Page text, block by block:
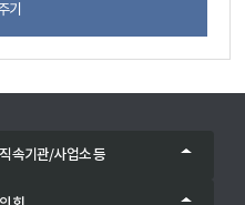
기
직속기관/사업소 등